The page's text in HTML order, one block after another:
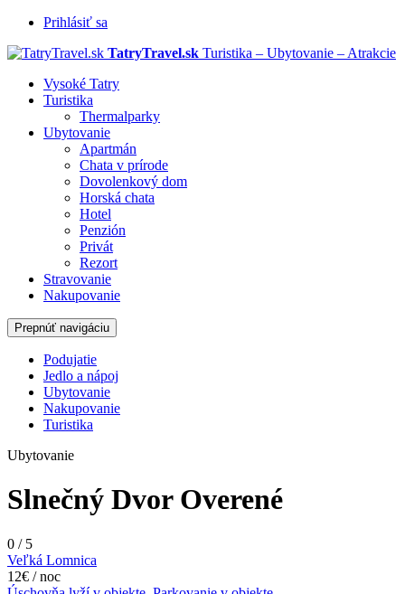
Prihlásiť sa
TatryTravel.sk Turistika – Ubytovanie – Atrakcie
Vysoké Tatry
Turistika
Thermalparky
Ubytovanie
Apartmán
Chata v prírode
Dovolenkový dom
Horská chata
Hotel
Penzión
Privát
Rezort
Stravovanie
Nakupovanie
Prepnúť navigáciu
Podujatie
Jedlo a nápoj
Ubytovanie
Nakupovanie
Turistika
Ubytovanie
Slnečný Dvor Overené
0 /5
Veľká Lomnica
12€ / noc